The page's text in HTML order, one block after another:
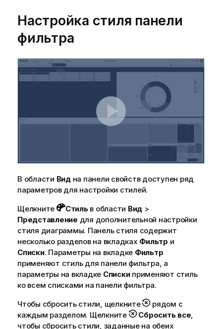
е
к
д
к
к
е
Настройка стиля панели
фильтра
В области Видна панели свойств доступен ряд
параметров для настройки стилей.
Щелкните
Стильв области Вид >
Представление для дополнительной настройки
стиля диаграммы. Панель стиля содержит
несколько разделов на вкладках Фильтр и
Списки. Параметры на вкладке Фильтр
применяют стиль для панели фильтра, а
параметры на вкладке Спискиприменяют стиль
ко всем списками на панели фильтра.
Чтобы сбросить стили, щелкните
рядом с
каждым разделом. Щелкните
Сбросить все,
чтобы сбросить стили, заданные на обеих